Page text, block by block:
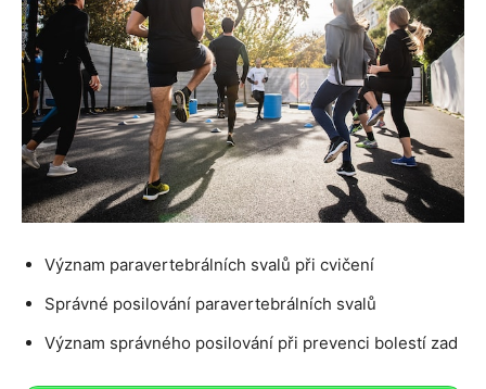
Význam paravertebrálních svalů při cvičení
Správné posilování paravertebrálních svalů
Význam správného posilování při prevenci bolestí zad